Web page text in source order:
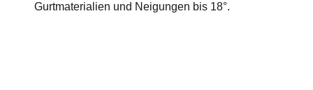
Gurtmaterialien und Neigungen bis 18°.